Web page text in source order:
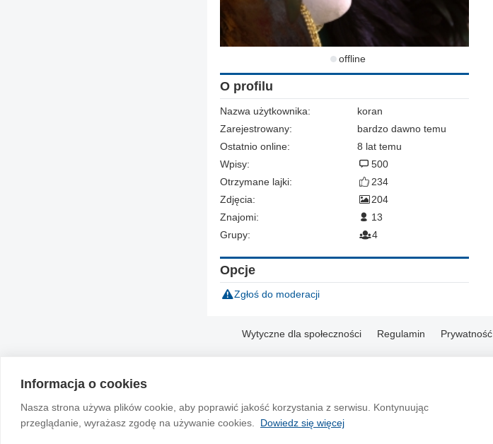
Informacja o cookies
Nasza strona używa plików cookie, aby poprawić jakość korzystania z serwisu. Kontynuując
przeglądanie, wyrażasz zgodę na używanie cookies.
Dowiedz się więcej
offline
O profilu
Nazwa użytkownika:
koran
Zarejestrowany:
bardzo dawno temu
Ostatnio online:
8 lat temu
Wpisy:
500
Otrzymane lajki:
234
Zdjęcia:
204
Znajomi:
13
Grupy:
4
Opcje
Zgłoś do moderacji
Wytyczne dla społeczności Regulamin Prywatność